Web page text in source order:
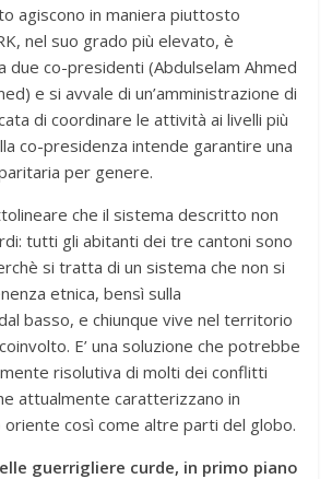
agiscono in maniera piuttosto
nel suo grado più elevato, è
due co-presidenti (Abdulselam Ahmed
e si avvale di un’amministrazione di
di coordinare le attività ai livelli più
co-presidenza intende garantire una
per genere.
che il sistema descritto non
tutti gli abitanti dei tre cantoni sono
si tratta di un sistema che non si
etnica, bensì sulla
basso, e chiunque vive nel territorio
E’ una soluzione che potrebbe
risolutiva di molti dei conflitti
attualmente caratterizzano in
così come altre parti del globo.
guerrigliere curde, in primo piano